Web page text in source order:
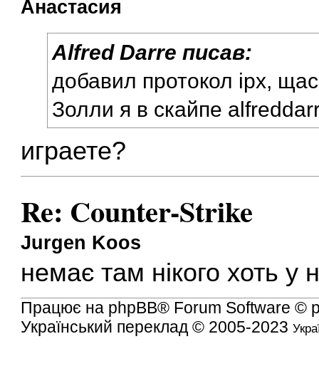
Анастасия
Alfred Darre писав:
добавил протокол ipx,
Золли я в скайпе
играете?
Re: Counter-Strike
Jurgen Koos
немає там нікого хоть
Працює на phpBB® Forum Software ©
Український переклад © 2005-2023